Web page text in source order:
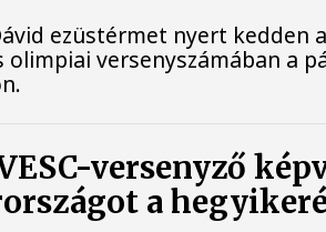
ezüstérmet nyert kedden
olimpiai versenyszámában a
versenyző
a